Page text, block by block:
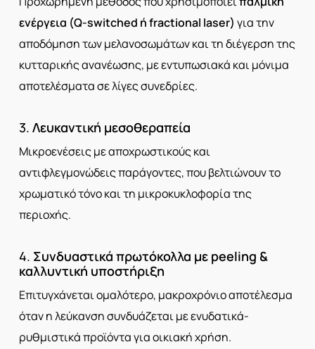
ενέργεια (Q-switched ή fractional laser) για την
αποδόμηση των μελανοσωμάτων και τη διέγερση της
κυτταρικής ανανέωσης, με εντυπωσιακά και μόνιμα
αποτελέσματα σε λίγες συνεδρίες.
3. Λευκαντική μεσοθεραπεία
Μικροενέσεις με αποχρωστικούς και
αντιφλεγμονώδεις παράγοντες, που βελτιώνουν το
χρωματικό τόνο και τη μικροκυκλοφορία της
περιοχής.
4. Συνδυαστικά πρωτόκολλα με peeling &
καλλυντική υποστήριξη
Επιτυγχάνεται ομαλότερο, μακροχρόνιο αποτέλεσμα
όταν η λεύκανση συνδυάζεται με ενυδατικά-
ρυθμιστικά προϊόντα για οικιακή χρήση.